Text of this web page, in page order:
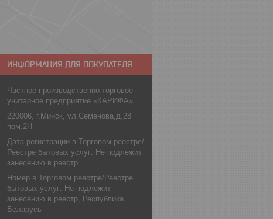
ИНФОРМАЦИЯ ДЛЯ ПОКУПАТЕЛЯ
Частное производственно-торговое
унитарное предприятие «КАРИФА»
220006, г.Минск, ул.Семенова,д.28
пом.2Н
Дата регистрации в Торговом реестре/
Реестре бытовых услуг: Не подлежит
занесению в реестр
Номер в Торговом реестре/Реестре
бытовых услуг: Не подлежит
занесению в реестр, Республика
Беларусь